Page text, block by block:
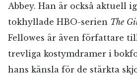
Abbey. Han är också aktuell
tokhyllade HBO-serien The
Fellowes är även författare
trevliga kostymdramer i
hans känsla för de stärkta